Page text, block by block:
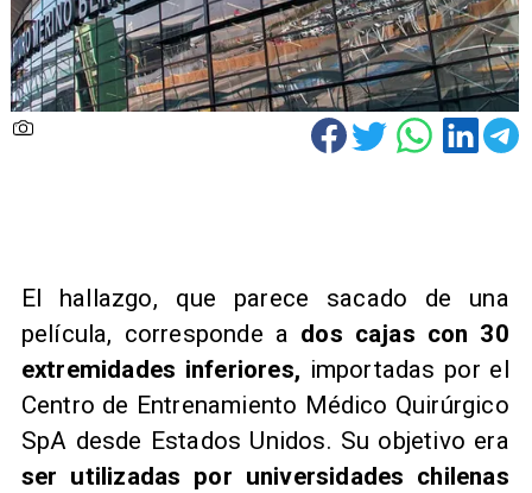
​El hallazgo, que parece sacado de una
película, corresponde a dos cajas con 30
extremidades inferiores, importadas por el
Centro de Entrenamiento Médico Quirúrgico
SpA desde Estados Unidos. Su objetivo era
ser utilizadas por universidades chilenas